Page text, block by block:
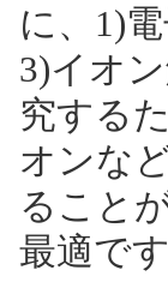
に、1)
3)イオ
究する
オンな
ること
最適です